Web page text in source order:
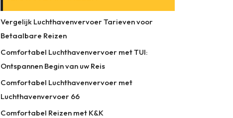
Vergelijk Luchthavenvervoer Tarieven voor
Betaalbare Reizen
Comfortabel Luchthavenvervoer met TUI:
Ontspannen Begin van uw Reis
Comfortabel Luchthavenvervoer met
Luchthavenvervoer 66
Comfortabel Reizen met K&K